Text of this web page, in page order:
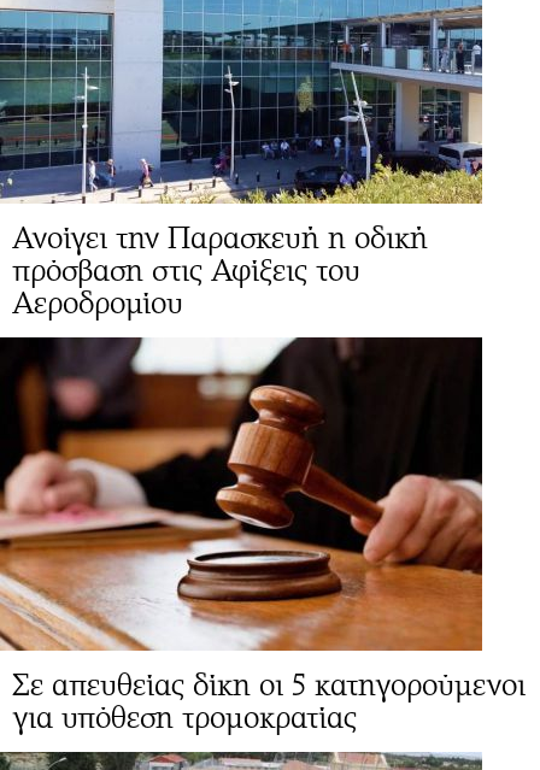
Ανοίγει την Παρασκευή η οδική
πρόσβαση στις Αφίξεις του
Αεροδρομίου
Σε απευθείας δίκη οι 5 κατηγορούμενοι
για υπόθεση τρομοκρατίας